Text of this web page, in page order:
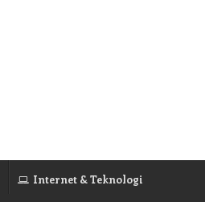
Internet & Teknologi